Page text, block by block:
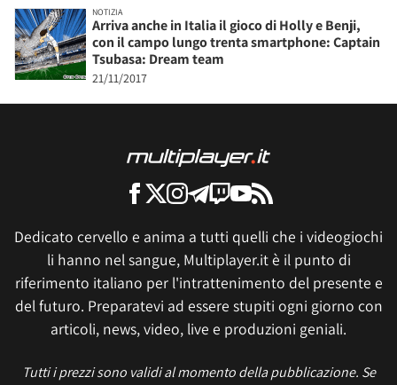
NOTIZIA
Arriva anche in Italia il gioco di Holly e Benji,
con il campo lungo trenta smartphone: Captain
Tsubasa: Dream team
21/11/2017
Dedicato cervello e anima a tutti quelli che i videogiochi
li hanno nel sangue, Multiplayer.it è il punto di
riferimento italiano per l'intrattenimento del presente e
del futuro. Preparatevi ad essere stupiti ogni giorno con
articoli, news, video, live e produzioni geniali.
Tutti i prezzi sono validi al momento della pubblicazione. Se